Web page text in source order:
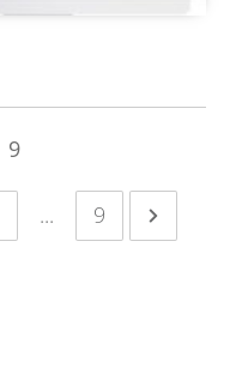
9
... 9